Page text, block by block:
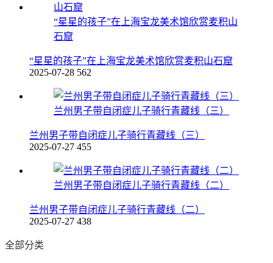
“星星的孩子”在上海宝龙美术馆欣赏麦积山
石窟
“星星的孩子”在上海宝龙美术馆欣赏麦积山石窟
2025-07-28 562
兰州男子带自闭症儿子骑行青藏线（三）
兰州男子带自闭症儿子骑行青藏线（三）
2025-07-27 455
兰州男子带自闭症儿子骑行青藏线（二）
兰州男子带自闭症儿子骑行青藏线（二）
2025-07-27 438
全部分类